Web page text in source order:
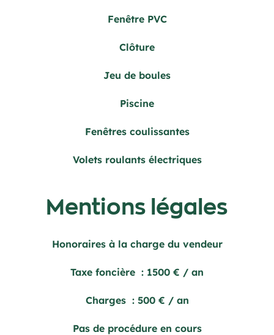
Fenêtre PVC
Clôture
Jeu de boules
Piscine
Fenêtres coulissantes
Volets roulants électriques
Mentions légales
Honoraires à la charge du vendeur
Taxe foncière 1500 € / an
Charges 500 € / an
Pas de procédure en cours